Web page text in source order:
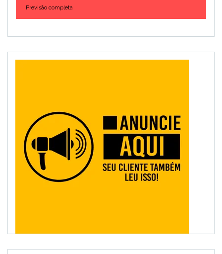
Previsão completa